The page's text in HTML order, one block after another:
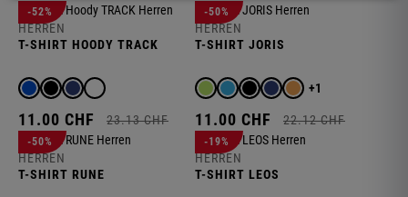
HERREN
T-SHIRT HOODY TRACK
11.00 CHF 23.13 CHF
-52%
HERREN
T-SHIRT JORIS
+1
11.00 CHF 22.12 CHF
-50%
HERREN
T-SHIRT RUNE
-50%
HERREN
T-SHIRT LEOS
-19%